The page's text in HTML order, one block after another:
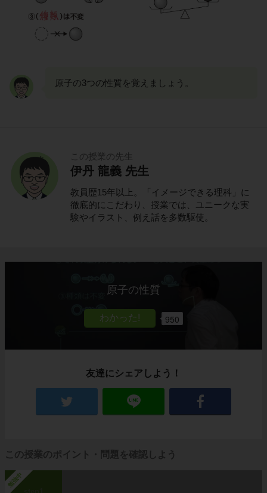
原子の3つの性質を覚えましょう。
この授業の先生
伊丹 龍義 先生
教員歴15年以上。「イメージできる理科」に
徹底的にこだわり、授業では、ユニークな実
験やイラスト、例え話を多数駆使。
原子の性質
950
友達にシェアしよう！
この授業のポイント・問題を確認しよう
勉強中